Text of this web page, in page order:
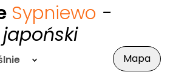
Sypniewo -
Mapa